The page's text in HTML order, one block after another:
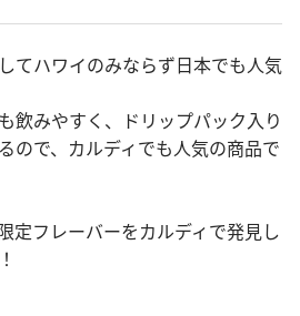
てハワイのみならず日本でも人気
飲みやすく、ドリップパック入り
ので、カルディでも人気の商品で
定フレーバーをカルディで発見し